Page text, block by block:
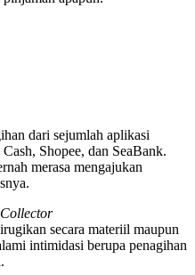
dari sejumlah aplikasi
Shopee, dan SeaBank.
merasa mengajukan
secara materiil maupun
intimidasi berupa penagihan